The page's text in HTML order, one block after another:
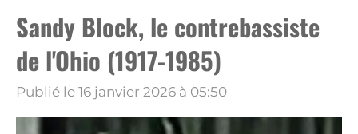
Sandy Block, le contrebassiste
de l'Ohio (1917-1985)
Publié le 16 janvier 2026 à 05:50